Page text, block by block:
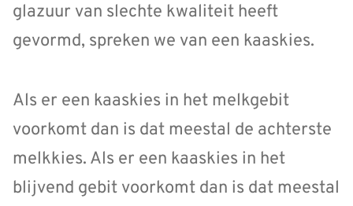
glazuur van slechte kwaliteit heeft
gevormd, spreken we van een kaaskies.
Als er een kaaskies in het melkgebit
voorkomt dan is dat meestal de achterste
melkkies. Als er een kaaskies in het
blijvend gebit voorkomt dan is dat meestal